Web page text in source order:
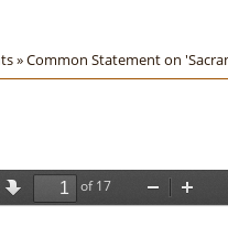
»Common Statement on
N
of 17
Z
Z